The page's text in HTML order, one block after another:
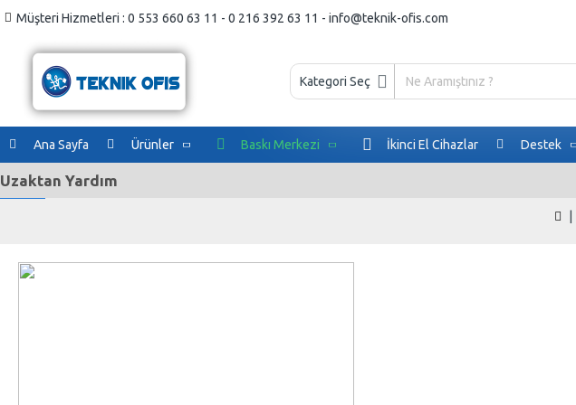
Müşteri Hizmetleri : 0 553 660 63 11 - 0 216 392 63 11 - info@teknik-ofis.com
Kategori Seç
Ana Sayfa Ürünler Baskı Merkezi İkinci El Cihazlar Destek
Uzaktan Yardım